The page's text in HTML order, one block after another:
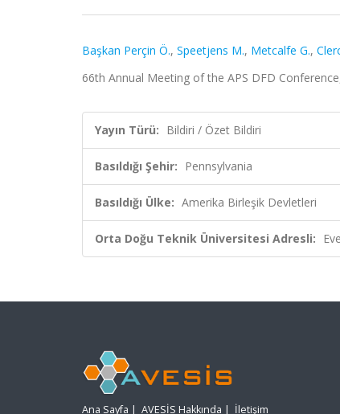
Başkan Perçin Ö., Speetjens M., Metcalfe G.,
66th Annual Meeting of the APS DFD
Yayın Türü: Bildiri / Özet Bildiri
Basıldığı Şehir: Pennsylvania
Basıldığı Ülke: Amerika Birleşik Devletleri
Orta Doğu Teknik Üniversitesi Adresli:
Ana Sayfa | AVESİS Hakkında | İletişim